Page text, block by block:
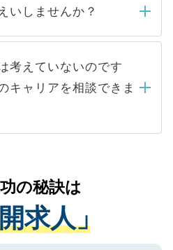
るため 人気のある医療機
うと、応募が殺到する場
める条件に合った人材の
に依頼するケースが増え
募先から内定をいただい
はありません。内定先へ
ャリアパートナーが行い
いしませんか？
することはありませんの
い。当サイトからの登録
登録者様の個人情報は、
アップおよび転職活動の
いたします。お預かりし
人データはご本人の許可
り扱いについての厳密な
た事業者のみに付与され
マークを取得済みです。
考えていないのです
キャリアを相談できま
の医療機関の状況や紹介
ら、適切なアドバイスを
す。すぐにご転職をされ
的なサポートが可能です
の秘訣は
求人」